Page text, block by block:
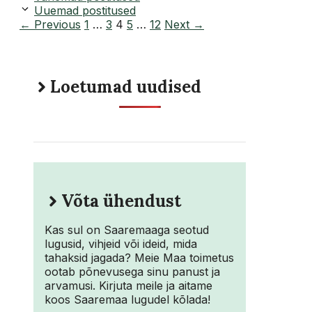
Uuemad postitused
← Previous Page
1 … Page
3 Page
4 Page
5 … Page
12 Next →
Loetumad uudised
Võta ühendust
Kas sul on Saaremaaga seotud
lugusid, vihjeid või ideid, mida
tahaksid jagada? Meie Maa toimetus
ootab põnevusega sinu panust ja
arvamusi. Kirjuta meile ja aitame
koos Saaremaa lugudel kõlada!